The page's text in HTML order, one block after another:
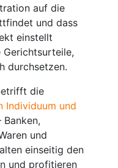
auf die
und dass
einstellt
durchsetzen.
die
Individuum und
Banken,
und
einseitig den
und profitieren